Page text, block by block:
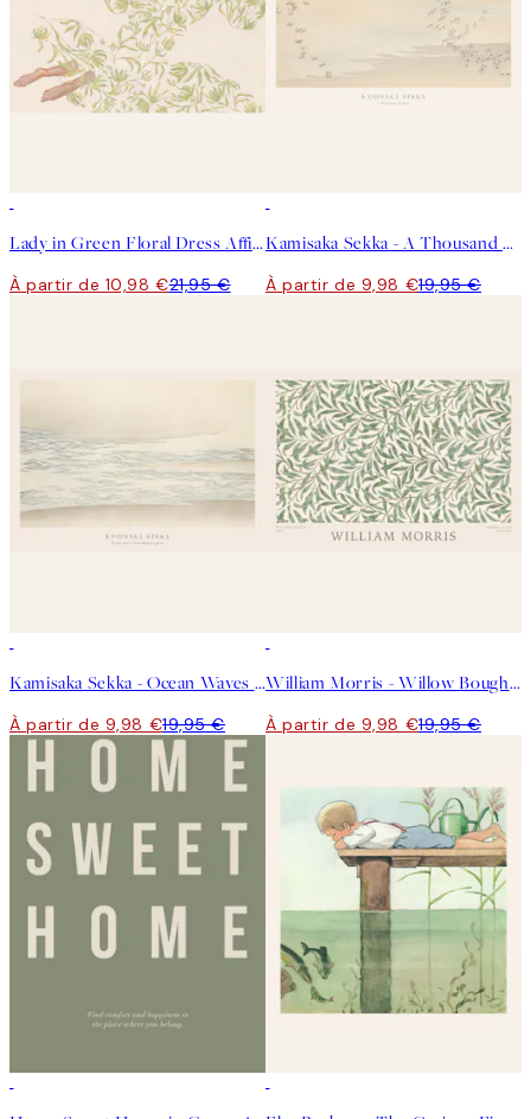
Lady in Green Floral Dress Affiche
À partir de 10,98 €21,95 €
Kamisaka Sekka - A Thousand Grasses Pl.09 Affiche
À partir de 9,98 €19,95 €
Kamisaka Sekka - Ocean Waves From Momoyogusa Affiche
À partir de 9,98 €19,95 €
William Morris - Willow Bough Landscape Affiche
À partir de 9,98 €19,95 €